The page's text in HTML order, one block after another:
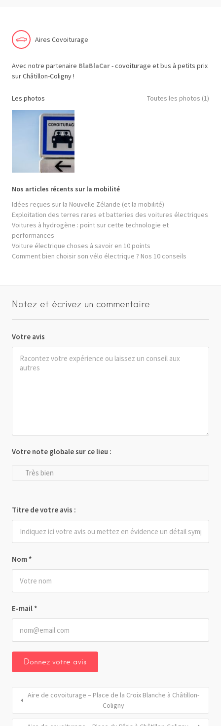
Aires Covoiturage
Avec notre partenaire BlaBlaCar- covoiturage et bus à petits prix
sur Châtillon-Coligny !
Les photos Toutes les photos (1)
Nos articles récents sur la mobilité
Idées reçues sur la Nouvelle Zélande (et la mobilité)
Exploitation des terres rares et batteries des voitures électriques
Voitures à hydrogène : point sur cette technologie et
performances
Voiture électrique choses à savoir en 10 points
Comment bien choisir son vélo électrique ? Nos 10 conseils
Notez et écrivez un commentaire
Votre avis
Nom *
E-mail *
Votre note globale sur ce lieu :
Très bien
Titre de votre avis :
Aire de covoiturage – Place de la Croix Blanche à Châtillon-
Coligny